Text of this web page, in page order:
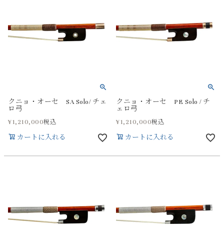
クニョ・オーセ SA Solo/ チェ
ロ弓
¥1,210,000税込
カートに入れる
クニョ・オーセ PE Solo / チ
ェロ弓
¥1,210,000税込
カートに入れる